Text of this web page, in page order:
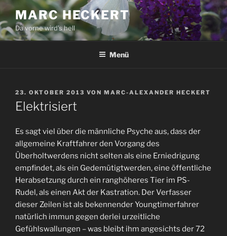
Zum
Inhalt
springen
MARC HECKERT
Da vorne wird's hell
Menü
VERÖFFENTLICHT
AM
23. OKTOBER 2013 VON MARC-ALEXANDER HECKERT
Elektrisiert
Es sagt viel über die männliche Psyche aus, dass der
allgemeine Kraftfahrer den Vorgang des
Überholtwerdens nicht selten als eine Erniedrigung
empfindet, als ein Gedemütigtwerden, eine öffentliche
Herabsetzung durch ein ranghöheres Tier im PS-
Rudel, als einen Akt der Kastration. Der Verfasser
dieser Zeilen ist als bekennender Youngtimerfahrer
natürlich immun gegen derlei urzeitliche
Gefühlswallungen – was bleibt ihm angesichts der 72